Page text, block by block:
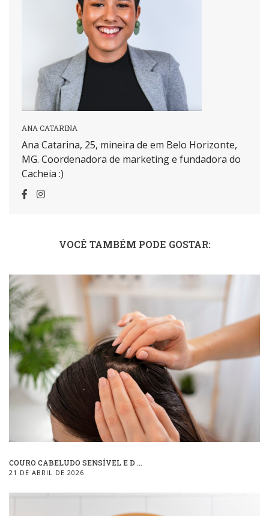
ANA CATARINA
Ana Catarina, 25, mineira de em Belo Horizonte,
MG. Coordenadora de marketing e fundadora do
Cacheia :)
VOCÊ TAMBÉM PODE GOSTAR:
COURO CABELUDO SENSÍVEL E D ...
21 DE ABRIL DE 2026